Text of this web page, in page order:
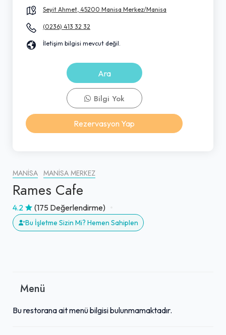
MANISA MANISA MERKEZ
Rames Cafe
4.2 (175 Değerlendirme)
Bu İşletme Sizin Mi? Hemen Sahiplen
Menü
Bu restorana ait menü bilgisi bulunmamaktadır.
Seyit Ahmet, 45200 Manisa Merkez/Manisa
(0236) 413 32 32
İletişim bilgisi mevcut değil.
Ara
Bilgi Yok
Rezervasyon Yap